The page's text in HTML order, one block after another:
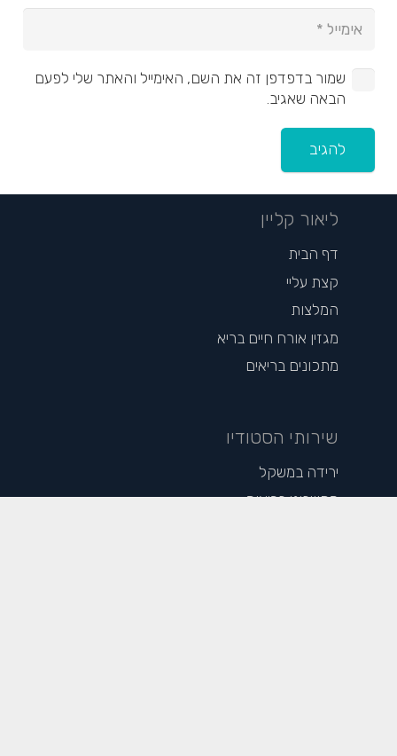
שמור בדפדפן זה את השם, האימייל והאתר שלי לפעם
הבאה שאגיב.
להגיב
ליאור קליין
דף הבית
קצת עליי
המלצות
מגזין אורח חיים בריא
מתכונים בריאים
שירותי הסטודיו
ירידה במשקל
מחשבוני בריאות